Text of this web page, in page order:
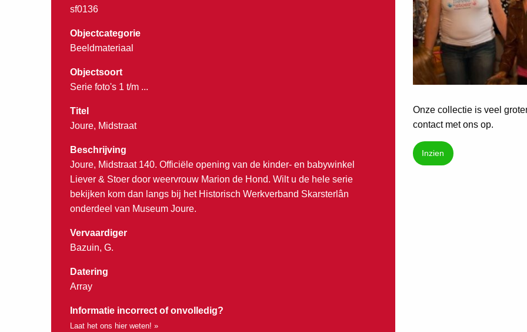
sf0136
Objectcategorie
Beeldmateriaal
Objectsoort
Serie foto's 1 t/m ...
Titel
Joure, Midstraat
Beschrijving
Joure, Midstraat 140. Officiële opening van de kinder- en babywinkel
Liever & Stoer door weervrouw Marion de Hond. Wilt u de hele serie
bekijken kom dan langs bij het Historisch Werkverband Skarsterlân
onderdeel van Museum Joure.
Vervaardiger
Bazuin, G.
Datering
Array
Informatie incorrect of onvolledig?
Laat het ons hier weten! »
Onze collectie is veel
contact met ons op.
Inzien